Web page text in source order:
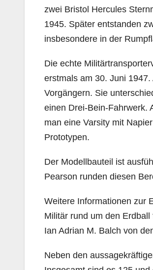
zwei Bristol Hercules
1945. Später entstanden
insbesondere in der
Die echte
erstmals am 30. Juni
Vorgängern. Sie
einen Drei-Bein-Fahrwerk.
man eine Varsity mit
Prototypen.
Der Modellbauteil ist
Pearson runden diesen
Weitere Informationen zur
Militär rund um den
Ian Adrian M. Balch von
Neben den